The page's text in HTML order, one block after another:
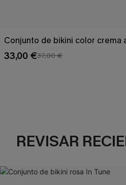
Conjunto de bikini color crema
33,00 €37,00 €
REVISAR